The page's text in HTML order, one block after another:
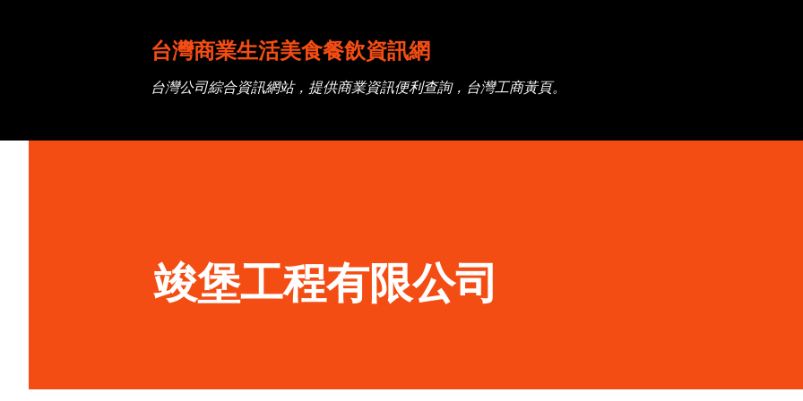
台灣商業生活美食餐飲資訊網
台灣公司綜合資訊網站，提供商業資訊便利查詢，台灣工商黃頁。
竣堡工程有限公司